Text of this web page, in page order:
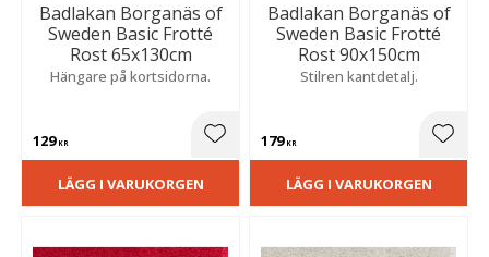
Badlakan Borganäs of
Sweden Basic Frotté
Rost 65x130cm
Hängare på kortsidorna.
129KR Lägg till i favoriter
LÄGG I VARUKORGEN
Badlakan Borganäs of
Sweden Basic Frotté
Rost 90x150cm
Stilren kantdetalj.
179KR
LÄGG I VARUKORGEN